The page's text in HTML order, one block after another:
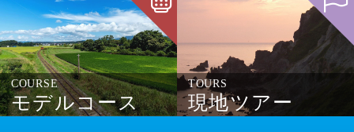
COURSE
モデルコース
TOURS
現地ツアー